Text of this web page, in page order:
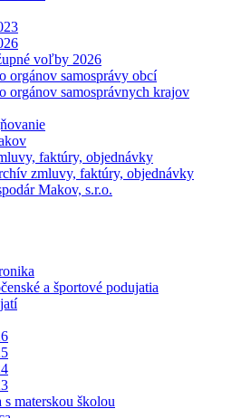
voľby 2026
orgánov samosprávy obcí
orgánov samosprávnych krajov
faktúry, objednávky
zmluvy, faktúry, objednávky
Makov, s.r.o.
a športové podujatia
s materskou školou